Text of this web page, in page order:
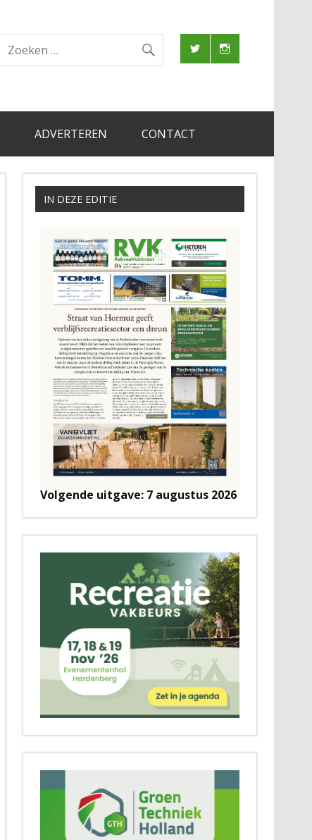
ADVERTEREN CONTACT
IN DEZE EDITIE
Volgende uitgave: 7 augustus 2026